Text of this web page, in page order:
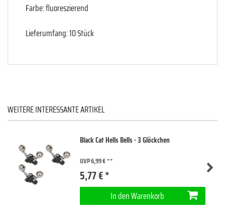
Farbe: fluoreszierend
Lieferumfang: 10 Stück
WEITERE INTERESSANTE ARTIKEL
Black Cat Hells Bells - 3 Glöckchen
UVP 6,99 €
5,77 € *
In den Warenkorb